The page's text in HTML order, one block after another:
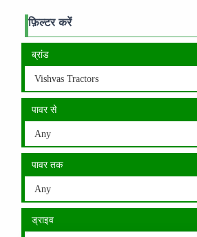
फ़िल्टर करें
ब्रांड
Vishvas Tractors
पावर से
Any
पावर तक
Any
ड्राइव